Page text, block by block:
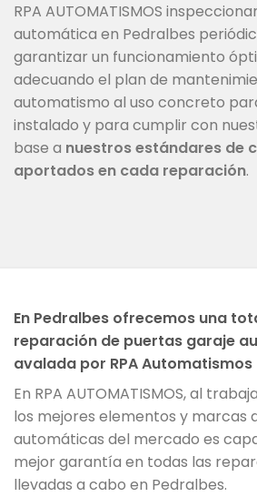
RPA AUTOMATISMOS
automática en Pedralbes
garantizar un funcionamiento
adecuando el plan de
automatismo al uso concreto
instalado y para cumplir con
base a nuestros estándares de
aportados en cada reparación.
En Pedralbes ofrecemos una
reparación de puertas garaje
avalada por RPA Automatismos
En RPA AUTOMATISMOS, al
los mejores elementos y marcas
automáticas del mercado es
mejor garantía en todas las
llevadas a cabo en Pedralbes.